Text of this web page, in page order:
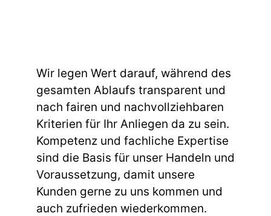
Wir legen Wert darauf, während des
gesamten Ablaufs transparent und
nach fairen und nachvollziehbaren
Kriterien für Ihr Anliegen da zu sein.
Kompetenz und fachliche Expertise
sind die Basis für unser Handeln und
Voraussetzung, damit unsere
Kunden gerne zu uns kommen und
auch zufrieden wiederkommen.